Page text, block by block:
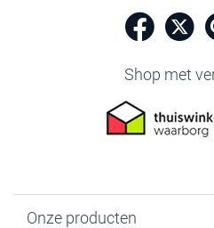
Shop met
Onze producten